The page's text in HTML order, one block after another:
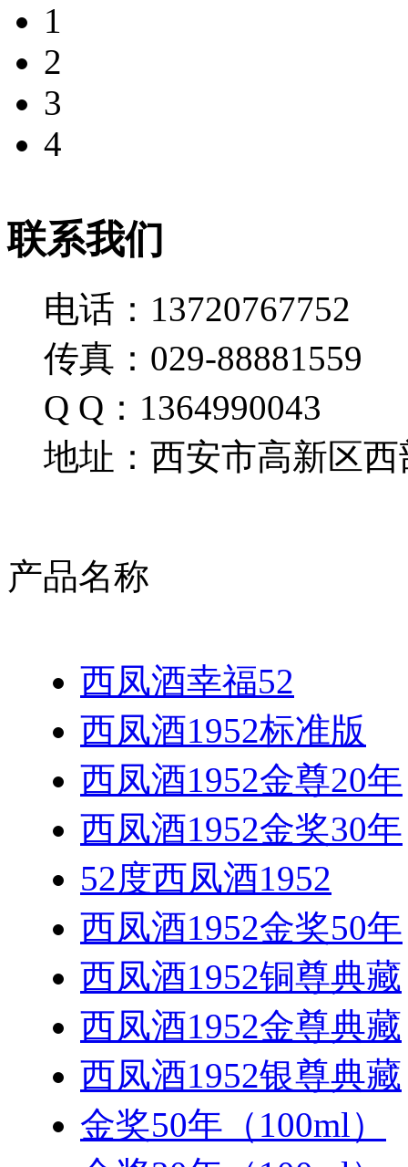
1
2
3
4
联系我们
电话：13720767752
传真：029-88881559
Q Q：1364990043
地址：西安市高新区西
产品名称
西凤酒幸福52
西凤酒1952标准版
西凤酒1952金尊20年
西凤酒1952金奖30年
52度西凤酒1952
西凤酒1952金奖50年
西凤酒1952铜尊典藏
西凤酒1952金尊典藏
西凤酒1952银尊典藏
金奖50年（100ml）